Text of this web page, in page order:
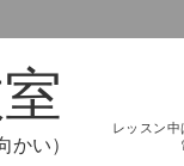
い）
レッスン